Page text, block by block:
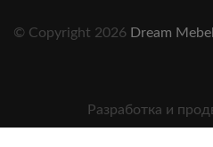
© Copyright 2026 Dream Mebel
Разработка и